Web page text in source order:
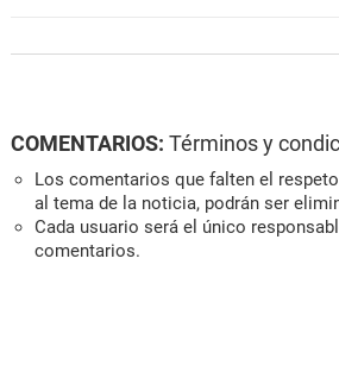
COMENTARIOS: Términos y
Los comentarios que falten el
al tema de la noticia, podrán ser
Cada usuario será el único
comentarios.